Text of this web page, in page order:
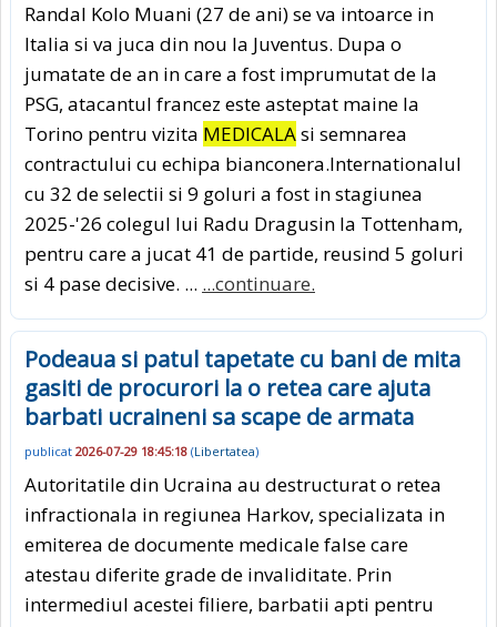
Randal Kolo Muani (27 de ani) se va intoarce in
Italia si va juca din nou la Juventus. Dupa o
jumatate de an in care a fost imprumutat de la
PSG, atacantul francez este asteptat maine la
Torino pentru vizita MEDICALAsi semnarea
contractului cu echipa bianconera.Internationalul
cu 32 de selectii si 9 goluri a fost in stagiunea
2025-'26 colegul lui Radu Dragusin la Tottenham,
pentru care a jucat 41 de partide, reusind 5 goluri
si 4 pase decisive. ... ...continuare.
Podeaua si patul tapetate cu bani de mita
gasiti de procurori la o retea care ajuta
barbati ucraineni sa scape de armata
publicat 2026-07-29 18:45:18 (Libertatea)
Autoritatile din Ucraina au destructurat o retea
infractionala in regiunea Harkov, specializata in
emiterea de documente medicale false care
atestau diferite grade de invaliditate. Prin
intermediul acestei filiere, barbatii apti pentru